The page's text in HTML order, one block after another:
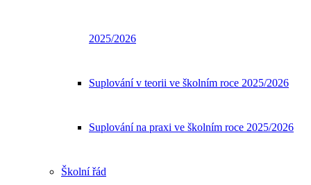
2025/2026
Suplování v teorii ve školním roce 2025/2026
Suplování na praxi ve školním roce 2025/2026
Školní řád